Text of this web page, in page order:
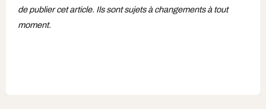
de publier cet article. Ils sont sujets à changements à tout
moment.